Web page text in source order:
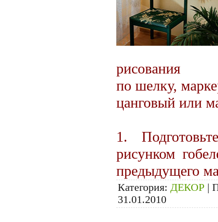
рисования
по шелку,
цанговый или
1.
рисунком
предыдущего
Категория: ДЕКОР |
31.01.2010